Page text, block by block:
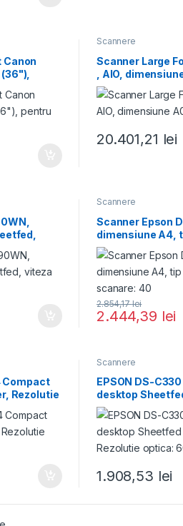
Canon
Scannere
Scanner Large
, AIO,
20.401,21 lei
Scannere
Scanner Epson
dimensiune A4,
viteza scanare:
2.444,39 lei
2.854,17lei
Compact
Rezolutie
Scannere
EPSON DS-
desktop
Rezolutie optica:
1.908,53 lei